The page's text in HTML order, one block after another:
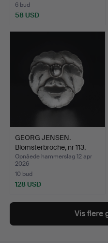
6 bud
58 USD
GEORG JENSEN.
Blomsterbroche, nr 113,
sølv…
Opnåede hammerslag 12 apr
2026
10 bud
128 USD
Vis flere